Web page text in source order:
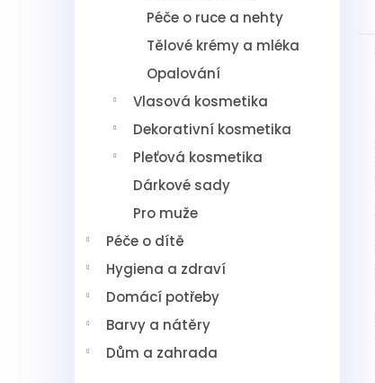
Péče o ruce a nehty
Tělové krémy a mléka
Opalování
Vlasová kosmetika
Dekorativní kosmetika
Pleťová kosmetika
Dárkové sady
Pro muže
Péče o dítě
Hygiena a zdraví
Domácí potřeby
Barvy a nátěry
Dům a zahrada